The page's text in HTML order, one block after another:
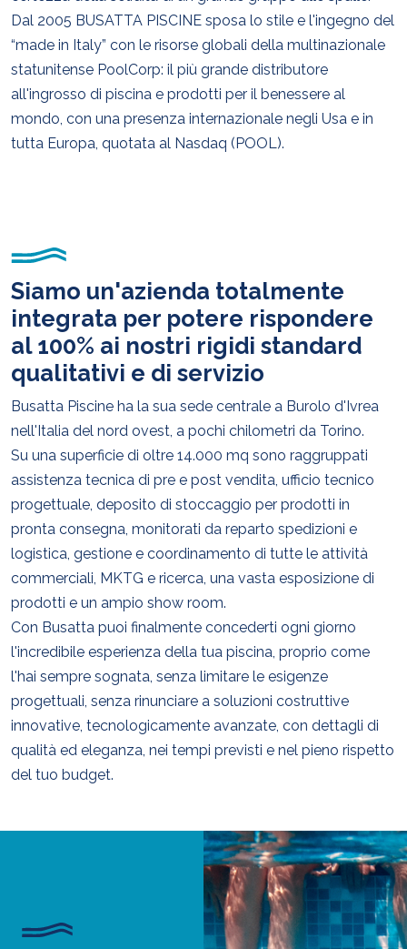
Dal 2005 BUSATTA PISCINE sposa lo stile e l'ingegno del
“made in Italy” con le risorse globali della multinazionale
statunitense PoolCorp: il più grande distributore
all'ingrosso di piscina e prodotti per il benessere al
mondo, con una presenza internazionale negli Usa e in
tutta Europa, quotata al Nasdaq (POOL).
Siamo un'azienda totalmente
integrata per potere rispondere
al 100% ai nostri rigidi standard
qualitativi e di servizio
Busatta Piscine ha la sua sede centrale a Burolo d'Ivrea
nell'Italia del nord ovest, a pochi chilometri da Torino.
Su una superficie di oltre 14.000 mq sono raggruppati
assistenza tecnica di pre e post vendita, ufficio tecnico
progettuale, deposito di stoccaggio per prodotti in
pronta consegna, monitorati da reparto spedizioni e
logistica, gestione e coordinamento di tutte le attività
commerciali, MKTG e ricerca, una vasta esposizione di
prodotti e un ampio show room.
Con Busatta puoi finalmente concederti ogni giorno
l'incredibile esperienza della tua piscina, proprio come
l'hai sempre sognata, senza limitare le esigenze
progettuali, senza rinunciare a soluzioni costruttive
innovative, tecnologicamente avanzate, con dettagli di
qualità ed eleganza, nei tempi previsti e nel pieno rispetto
del tuo budget.